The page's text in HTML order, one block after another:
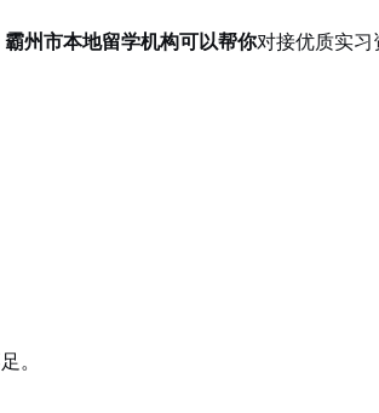
霸州市本地留学机构可以帮你对接优质实习
。